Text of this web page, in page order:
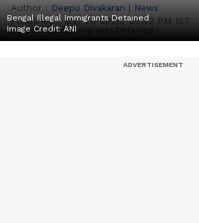
Author : Deepu Divakaran | News
Published : May 29 2026, 03:52 PM IST
Bengal Illegal Immigrants Detained
Image Credit:ANI